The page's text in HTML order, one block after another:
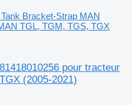
Tank Bracket-Strap MAN
TGL, TGM, TGS, TGX
pour tracteur
(2005-2021)